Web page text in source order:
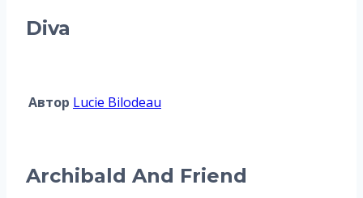
Diva
Автор Lucie Bilodeau
Archibald And Friend